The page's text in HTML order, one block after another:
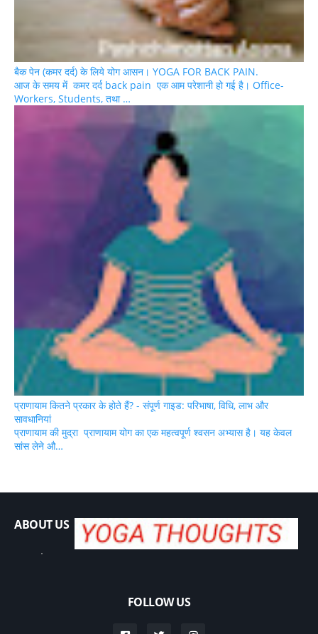
बैक पेन (कमर दर्द) के लिये योग आसन। YOGA FOR BACK PAIN.
आज के समय में कमर दर्द back pain एक आम परेशानी हो गई है। Office-
Workers, Students, तथा …
प्राणायाम कितने प्रकार के होते हैं? - संपूर्ण गाइड: परिभाषा, विधि, लाभ और
सावधानियां
प्राणायाम की मुद्रा प्राणायाम योग का एक महत्वपूर्ण श्वसन अभ्यास है। यह केवल
सांस लेने औ…
ABOUT US
.
FOLLOW US